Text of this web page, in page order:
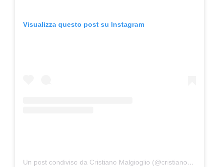
Visualizza questo post su Instagram
Un post condiviso da Cristiano Malgioglio (@cristianomalgioglioreal)